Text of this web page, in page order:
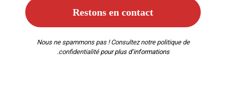
Nous ne spammons pas ! Consultez notre politique de
confidentialitépour plus d’informations.